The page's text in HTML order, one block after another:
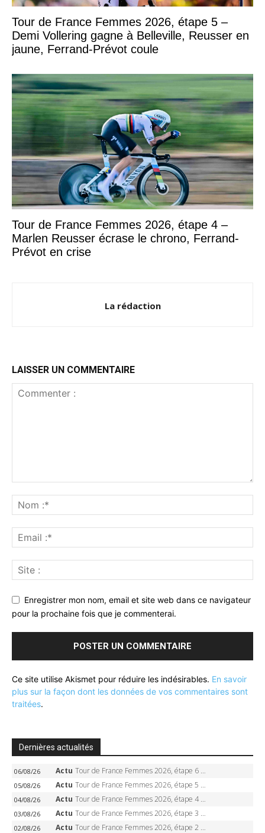
Tour de France Femmes 2026, étape 5 –
Demi Vollering gagne à Belleville, Reusser en
jaune, Ferrand-Prévot coule
Tour de France Femmes 2026, étape 4 –
Marlen Reusser écrase le chrono, Ferrand-
Prévot en crise
La rédaction
LAISSER UN COMMENTAIRE
Enregistrer mon nom, email et site web dans ce navigateur
pour la prochaine fois que je commenterai.
Ce site utilise Akismet pour réduire les indésirables. En savoir
plus sur la façon dont les données de vos commentaires sont
traitées.
Dernières actualités
06/08/26 Actu Tour de France Femmes 2026, étape 6 – Kim Le Court-Pienaar gagne à Tournon, Reusser en jaune
05/08/26 Actu Tour de France Femmes 2026, étape 5 – Demi Vollering gagne à Belleville, Reusser en jaune, Ferrand-Prévot coule
04/08/26 Actu Tour de France Femmes 2026, étape 4 – Marlen Reusser écrase le chrono, Ferrand-Prévot en crise
03/08/26 Actu Tour de France Femmes 2026, étape 3 – Sigrid Haugset en solitaire, 88 km d’échappée, maillot jaune
02/08/26 Actu Tour de France Femmes 2026, étape 2 – Lorena Wiebes doublé à Genève, Markus héroïque, 7e record